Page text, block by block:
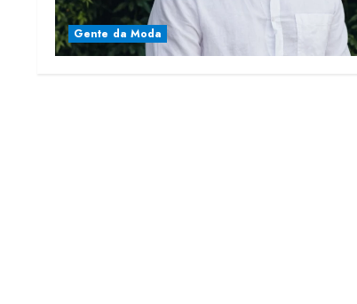
Gente da Moda